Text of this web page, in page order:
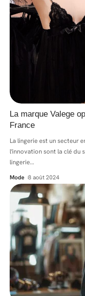
La marque Valege
France
La lingerie est un secteur
l'innovation sont la clé du
lingerie…
Mode 8 août 2024